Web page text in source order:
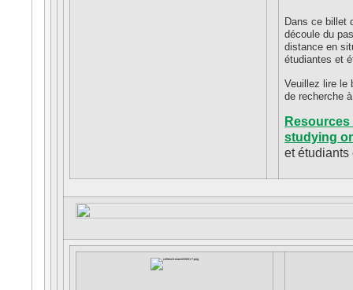
Dans ce billet
découle du
distance en
étudiantes et
Veuillez lire le
de recherche
studying
et